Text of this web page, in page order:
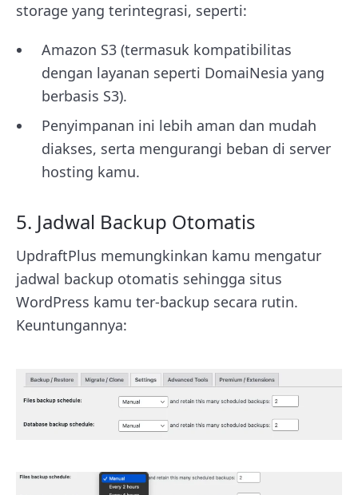
storage yang terintegrasi, seperti:
Amazon S3 (termasuk kompatibilitas
dengan layanan seperti DomaiNesia yang
berbasis S3).
Penyimpanan ini lebih aman dan mudah
diakses, serta mengurangi beban di server
hosting kamu.
5. Jadwal Backup Otomatis
UpdraftPlus memungkinkan kamu mengatur
jadwal backup otomatis sehingga situs
WordPress kamu ter-backup secara rutin.
Keuntungannya: